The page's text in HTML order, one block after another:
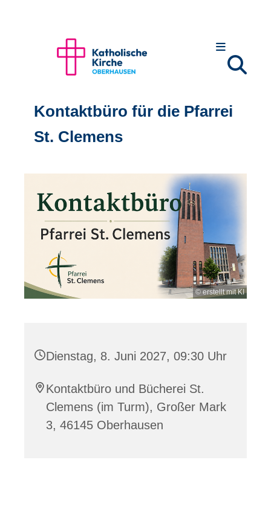
Kontaktbüro für die Pfarrei
St. Clemens
© erstellt mit KI
Dienstag, 8. Juni 2027, 09:30 Uhr
Kontaktbüro und Bücherei St.
Clemens (im Turm), Großer Mark
3, 46145 Oberhausen